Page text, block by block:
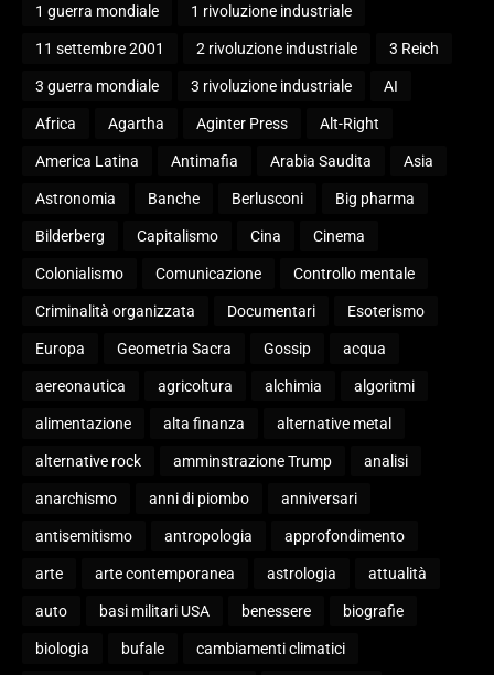
1 guerra mondiale 1 rivoluzione industriale
11 settembre 2001 2 rivoluzione industriale 3 Reich
3 guerra mondiale 3 rivoluzione industriale AI
Africa Agartha Aginter Press Alt-Right
America Latina Antimafia Arabia Saudita Asia
Astronomia Banche Berlusconi Big pharma
Bilderberg Capitalismo Cina Cinema
Colonialismo Comunicazione Controllo mentale
Criminalità organizzata Documentari Esoterismo
Europa Geometria Sacra Gossip acqua
aereonautica agricoltura alchimia algoritmi
alimentazione alta finanza alternative metal
alternative rock amminstrazione Trump analisi
anarchismo anni di piombo anniversari
antisemitismo antropologia approfondimento
arte arte contemporanea astrologia attualità
auto basi militari USA benessere biografie
biologia bufale cambiamenti climatici